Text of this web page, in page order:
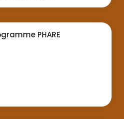
PHARE